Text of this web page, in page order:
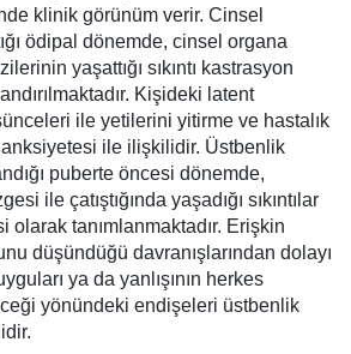
klinik görünüm verir. Cinsel
ödipal dönemde, cinsel organa
yaşattığı sıkıntı kastrasyon
Kişideki latent
ile yetilerini yitirme ve hastalık
ile ilişkilidir. Üstbenlik
puberte öncesi dönemde,
ile çatıştığında yaşadığı sıkıntılar
olarak tanımlanmaktadır. Erişkin
düşündüğü davranışlarından dolayı
ya da yanlışının herkes
yönündeki endişeleri üstbenlik